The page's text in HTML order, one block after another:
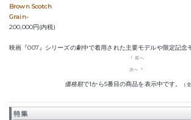
Brown Scotch
Grain-
200,000円(内税)
映画『007』シリーズの劇中で着用された主要モデルや限定記念
navigate_before 前へ
次へ navigate_next
価格順で1から5番目の商品を表示中です。 （
特集